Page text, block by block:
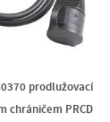
prodlužovací
chráničem PRCD